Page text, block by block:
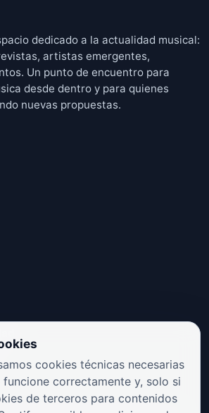
dedicado a la actualidad musical:
artistas emergentes,
Un punto de encuentro para
desde dentro y para quienes
nuevas propuestas.
cookies técnicas necesarias
correctamente y, solo si
de terceros para contenidos